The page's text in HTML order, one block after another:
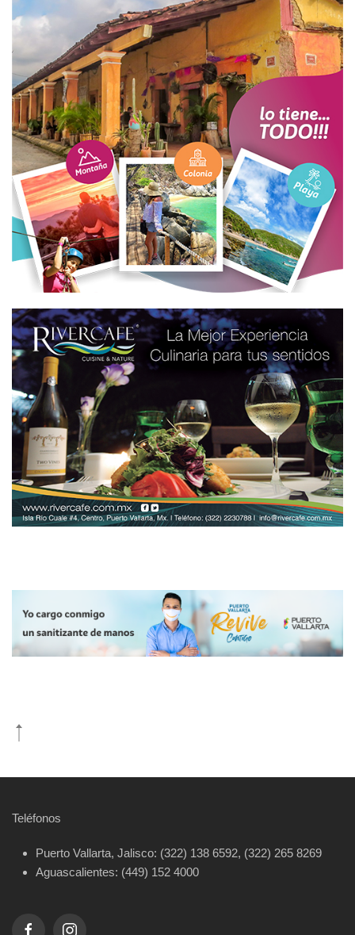
Teléfonos
Puerto Vallarta, Jalisco: (322) 138 6592, (322) 265 8269
Aguascalientes: (449) 152 4000